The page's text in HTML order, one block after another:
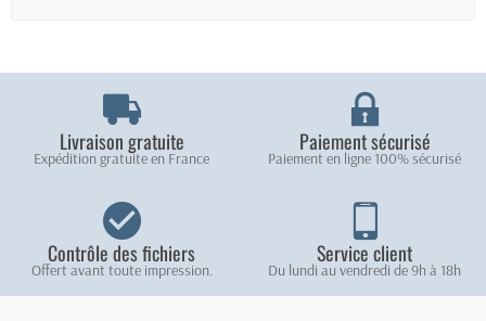
Livraison gratuite
Expédition gratuite en France
Paiement sécurisé
Paiement en ligne 100% sécurisé
Contrôle des fichiers
Offert avant toute impression.
Service client
Du lundi au vendredi de 9h à 18h